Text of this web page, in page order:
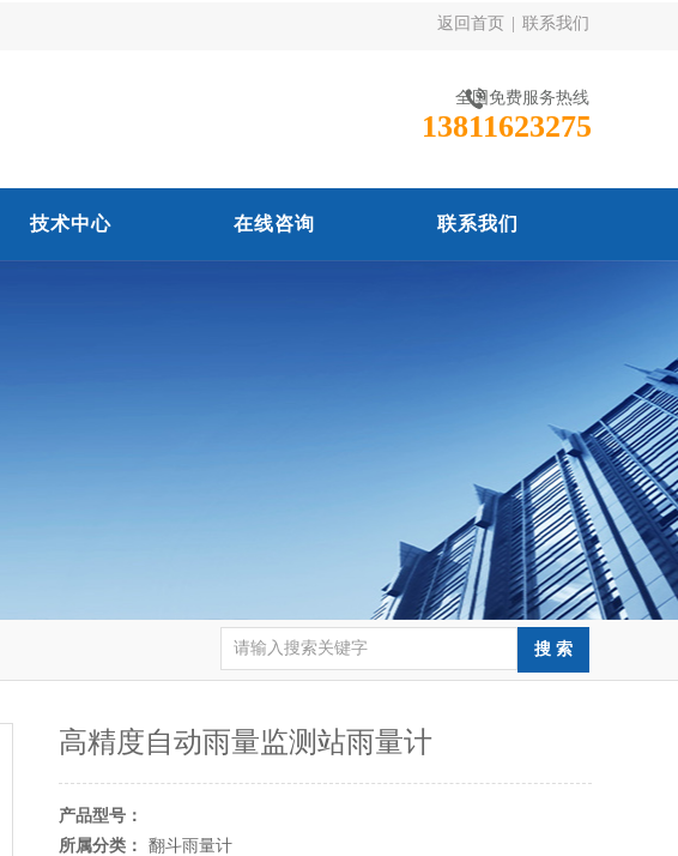
返回首页 联系我们
全国免费服务热线
13811623275
技术中心 在线咨询 联系我们
高精度自动雨量监测站雨量计
产品型号：
所属分类：
翻斗雨量计